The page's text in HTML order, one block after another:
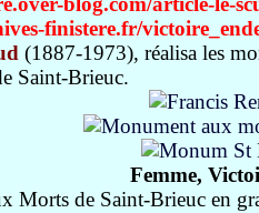
finistere.fr/
(1887-1973), réalisa les
Saint-Brieuc.
Femme,
Morts de Saint-Brieuc en